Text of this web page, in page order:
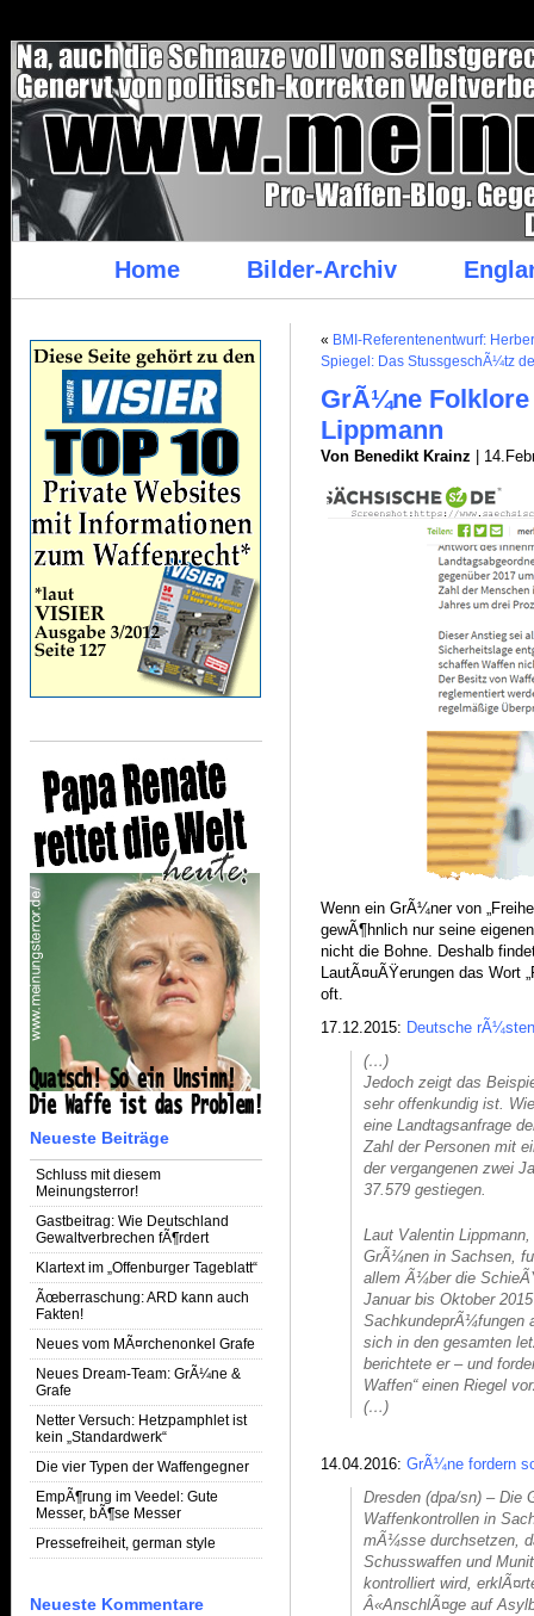
Home Bilder-Archiv
Neueste Beiträge
Schluss mit diesem
Meinungsterror!
Gastbeitrag: Wie Deutschland
Gewaltverbrechen fÃ¶rdert
Klartext im „Offenburger Tageblatt“
Ãœberraschung: ARD kann auch
Fakten!
Neues vom MÃ¤rchenonkel Grafe
Neues Dream-Team: GrÃ¼ne &
Grafe
Netter Versuch: Hetzpamphlet ist
kein „Standardwerk“
Die vier Typen der Waffengegner
EmpÃ¶rung im Veedel: Gute
Messer, bÃ¶se Messer
Pressefreiheit, german style
Neueste Kommentare
« BMI-Referentenentwurf:
Spiegel: Das StussgeschÃ¼tz
GrÃ¼ne
Lippmann
Von Benedikt Krainz |
Wenn ein GrÃ¼ner von
gewÃ¶hnlich nur seine
nicht die Bohne. Deshalb
LautÃ¤uÃŸerungen das Wort
oft.
17.12.2015: Deutsche
(…)
Jedoch zeigt das
sehr offenkundig ist.
eine Landtagsanfrage
Zahl der Personen mit
der vergangenen zwei
37.579 gestiegen.
Laut Valentin
GrÃ¼nen in Sachsen,
allem Ã¼ber die
Januar bis Oktober
SachkundeprÃ¼fungen
sich in den gesamten
berichtete er – und
Waffen“ einen Riegel
(…)
14.04.2016: GrÃ¼ne fordern
Dresden (dpa/sn) – Die
Waffenkontrollen in
mÃ¼sse durchsetzen,
Schusswaffen und
kontrolliert wird,
Â«AnschlÃ¤ge auf